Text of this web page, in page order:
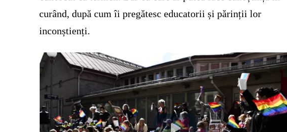
curând, după cum îi pregătesc educatorii și părinții lor
inconștienți.